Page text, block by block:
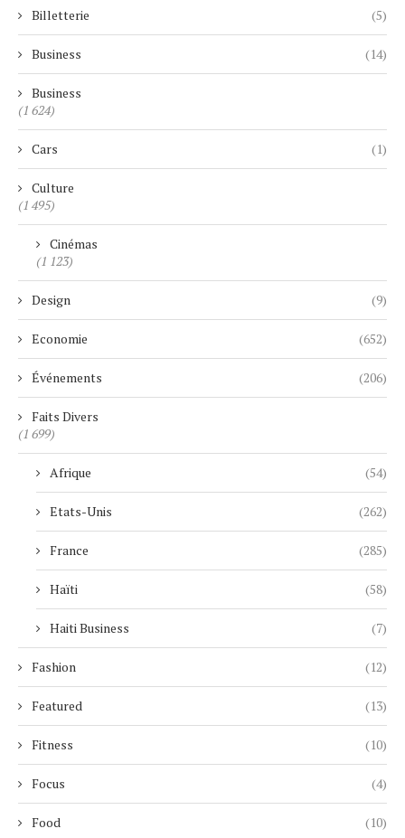
Billetterie (5)
Business (14)
Business
(1 624)
Cars (1)
Culture
(1 495)
Cinémas
(1 123)
Design (9)
Economie (652)
Événements (206)
Faits Divers
(1 699)
Afrique (54)
Etats-Unis (262)
France (285)
Haïti (58)
Haiti Business (7)
Fashion (12)
Featured (13)
Fitness (10)
Focus (4)
Food (10)